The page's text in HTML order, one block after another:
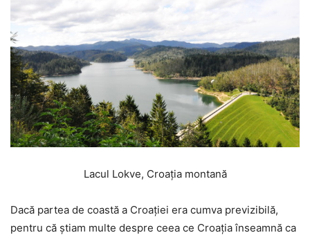
Lacul Lokve, Croația montană
Dacă partea de coastă a Croației era cumva previzibilă,
pentru că știam multe despre ceea ce Croația înseamnă ca